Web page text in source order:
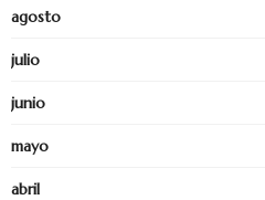
agosto
julio
junio
mayo
abril